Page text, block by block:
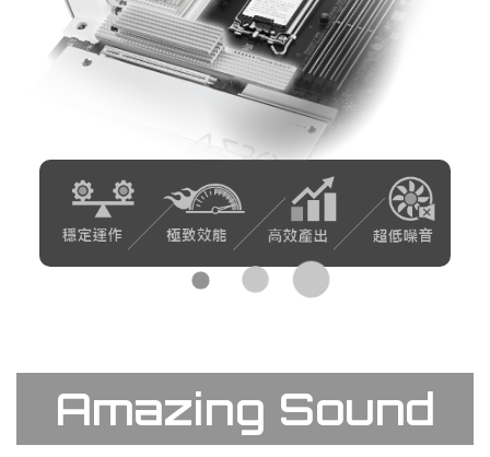
Amazing Sound